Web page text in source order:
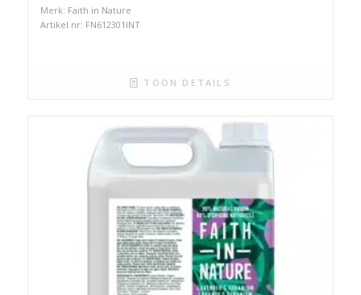
Merk: Faith in Nature
Artikel nr: FN612301INT
TOON DETAILS